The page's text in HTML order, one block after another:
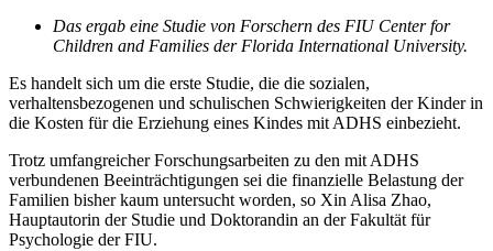
Das ergab eine Studie von Forschern des FIU Center for
Children and Families der Florida International University.
Es handelt sich um die erste Studie, die die sozialen,
verhaltensbezogenen und schulischen Schwierigkeiten der Kinder in
die Kosten für die Erziehung eines Kindes mit ADHS einbezieht.
Trotz umfangreicher Forschungsarbeiten zu den mit ADHS
verbundenen Beeinträchtigungen sei die finanzielle Belastung der
Familien bisher kaum untersucht worden, so Xin Alisa Zhao,
Hauptautorin der Studie und Doktorandin an der Fakultät für
Psychologie der FIU.